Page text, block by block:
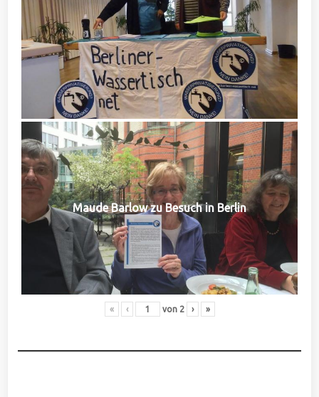
Maude Barlow zu Besuch in Berlin
« ‹ von 2 › »